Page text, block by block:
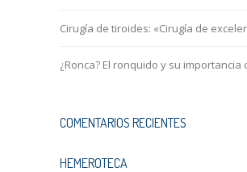
Cirugía de tiroides: «Cirugía de
¿Ronca? El ronquido y su importancia
COMENTARIOS RECIENTES
HEMEROTECA